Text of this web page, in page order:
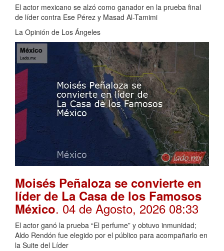
El actor mexicano se alzó como ganador en la prueba final
de líder contra Ese Pérez y Masad Al-Tamimi
La Opinión de Los Ángeles
Moisés Peñaloza se convierte en
líder de La Casa de los Famosos
México. 04 de Agosto, 2026 08:33
El actor ganó la prueba “El perfume” y obtuvo inmunidad;
Aldo Rendón fue elegido por el público para acompañarlo en
la Suite del Líder